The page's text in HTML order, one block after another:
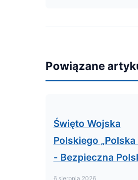
Powiązane
Święto Wojska
Polskiego „Polska
- Bezpieczna
6 sierpnia 2026